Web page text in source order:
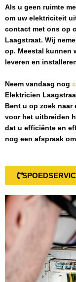
Als u geen ruimte
om uw elektriciteit
contact met ons op
Laagstraat. Wij
op. Meestal kunnen
leveren en
Neem vandaag nog
Elektricien
Bent u op zoek
voor het uitbreiden
dat u efficiënte en
nog een afspraak